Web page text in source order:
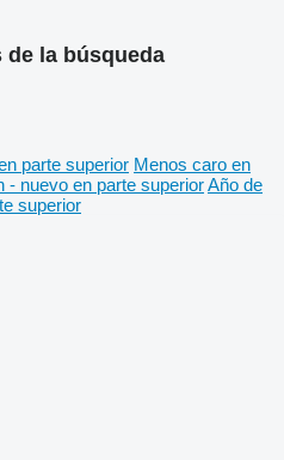
de la búsqueda
parte superior Menos caro en
- nuevo en parte superiorAño de
superior